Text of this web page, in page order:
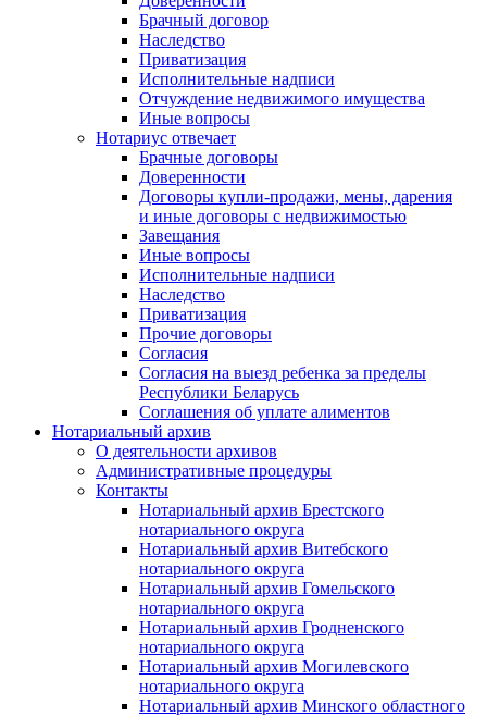
Брачный договор
Наследство
Приватизация
Исполнительные надписи
Отчуждение недвижимого имущества
Иные вопросы
Нотариус отвечает
Брачные договоры
Доверенности
Договоры купли-продажи, мены, дарения
и иные договоры с недвижимостью
Завещания
Иные вопросы
Исполнительные надписи
Наследство
Приватизация
Прочие договоры
Согласия
Согласия на выезд ребенка за пределы
Республики Беларусь
Соглашения об уплате алиментов
Нотариальный архив
О деятельности архивов
Административные процедуры
Контакты
Нотариальный архив Брестского
нотариального округа
Нотариальный архив Витебского
нотариального округа
Нотариальный архив Гомельского
нотариального округа
Нотариальный архив Гродненского
нотариального округа
Нотариальный архив Могилевского
нотариального округа
Нотариальный архив Минского областного